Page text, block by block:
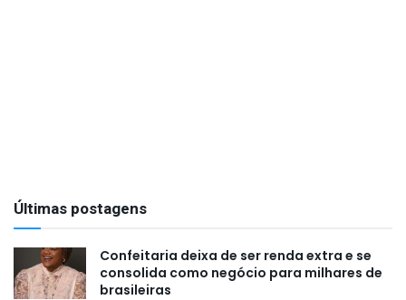
Últimas postagens
Confeitaria deixa de ser renda extra e se
consolida como negócio para milhares de
brasileiras